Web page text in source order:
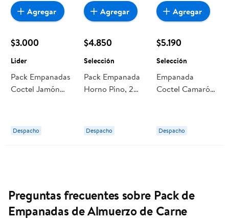
$3.000
Lider
Pack Empanadas
Coctel Jamón
Despacho
Agregar
$4.850
Selección
Pack Empanada
Horno Pino, 2
Despacho
Agregar
$5.190
Selección
Empanada
Coctel Camarón
Un 240 g
Selección
Despacho
Agregar
Preguntas frecuentes sobre Pack de
Empanadas de Almuerzo de Carne